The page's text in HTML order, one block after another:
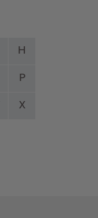
H
P
X